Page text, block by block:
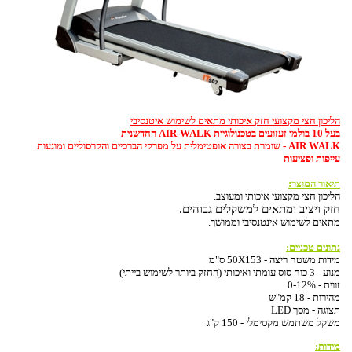
הליכון חצי מקצועי חזק איכותי מתאים לשימוש איטנסיבי
בעל 10 בולמי זעזועים בטכנולוגיית AIR-WALK החדשנית
AIR WALK - שומרת בצורה אופטימלית על מפרקי הברכיים והקרסוליים ומונעות
עייפות ופציעות
תיאור המוצר:
הליכון חצי מקצועי איכותי ומעוצב.
חזק ויציב ומתאים למשקלים גבוהים.
מתאים לשימוש אינטנסיבי וממושך.
נתונים טכניים:
מידות משטח ריצה - 50X153 ס"מ
מנוע - 3 כוח סוס עומתי ואיכותי (החזק ביותר לשימוש בייתי)
זווית - 0-12%
מהירות - 18 קמ"ש
תצוגה - מסך LED
משקל משתמש מקסימלי - 150 ק"ג
מידות: